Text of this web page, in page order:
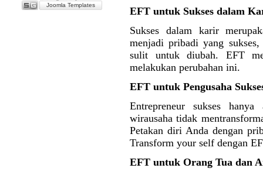
Joomla Templates
EFT untuk Sukses dalam
Sukses dalam karir
menjadi pribadi yang
sulit untuk diubah. EFT
melakukan perubahan ini.
EFT untuk Pengusaha
Entrepreneur sukses
wirausaha tidak
Petakan diri Anda dengan
Transform your self dengan
EFT untuk Orang Tua dan